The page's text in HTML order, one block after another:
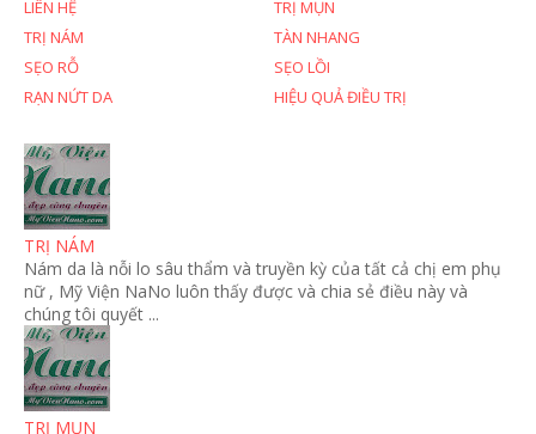
LIÊN HỆ
TRỊ MỤN
TRỊ NÁM
TÀN NHANG
SẸO RỖ
SẸO LỒI
RẠN NỨT DA
HIỆU QUẢ ĐIỀU TRỊ
TRỊ NÁM
Nám da là nỗi lo sâu thẩm và truyền kỳ của tất cả chị em phụ
nữ , Mỹ Viện NaNo luôn thấy được và chia sẻ điều này và
chúng tôi quyết ...
TRỊ MỤN